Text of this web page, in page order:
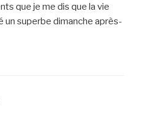
que je me dis que la vie
un superbe dimanche après-